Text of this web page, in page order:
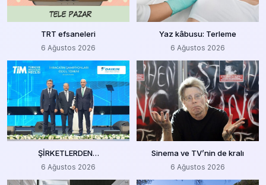
TRT efsaneleri
6 Ağustos 2026
Yaz kâbusu: Terleme
6 Ağustos 2026
ŞİRKETLERDEN…
6 Ağustos 2026
Sinema ve TV’nin de kralı
6 Ağustos 2026